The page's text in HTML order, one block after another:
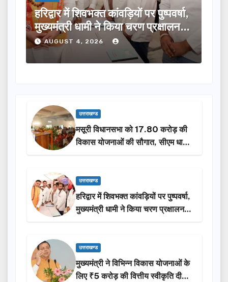
मुख्यमंत्री ने विभिन्न विकास योजनाओं के
लिए ₹5 करोड़ की वित्तीय स्वीकृति दी…
AUGUST 4, 2026
उत्तराखण्ड
मसूरी विधानसभा को 17.80 करोड़ की
विकास योजनाओं की सौगात, सीएम धामी
ने किया लोकार्पण-शिलान्यास.
उत्तराखण्ड
हरिद्वार में शिवभक्त कांवड़ियों पर पुष्पवर्षा,
मुख्यमंत्री धामी ने किया चरण प्रक्षालन…
उत्तराखण्ड
मुख्यमंत्री ने विभिन्न विकास योजनाओं के
लिए ₹5 करोड़ की वित्तीय स्वीकृति दी…